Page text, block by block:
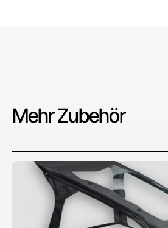
Mehr Zubehör